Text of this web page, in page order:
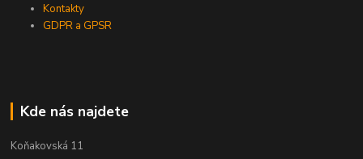
Kontakty
GDPR a GPSR
Kde nás najdete
Koňakovská 11